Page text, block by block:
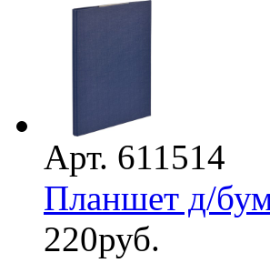
Арт. 611514
Планшет д/
220руб.